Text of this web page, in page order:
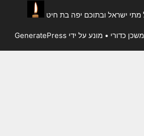
מתי ישראל ובתוכם יפה בת חיט
• מונע על ידי GeneratePress